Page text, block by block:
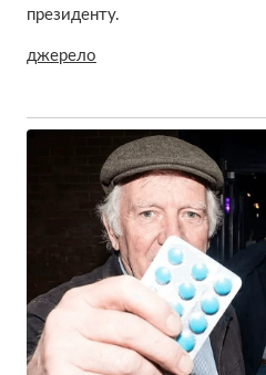
президенту.
джерело